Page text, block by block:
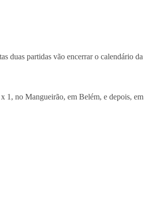
duas partidas vão encerrar o calendário da
1, no Mangueirão, em Belém, e depois, em